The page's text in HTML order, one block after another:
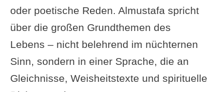
oder poetische Reden. Almustafa spricht
über die großen Grundthemen des
Lebens – nicht belehrend im nüchternen
Sinn, sondern in einer Sprache, die an
Gleichnisse, Weisheitstexte und spirituelle